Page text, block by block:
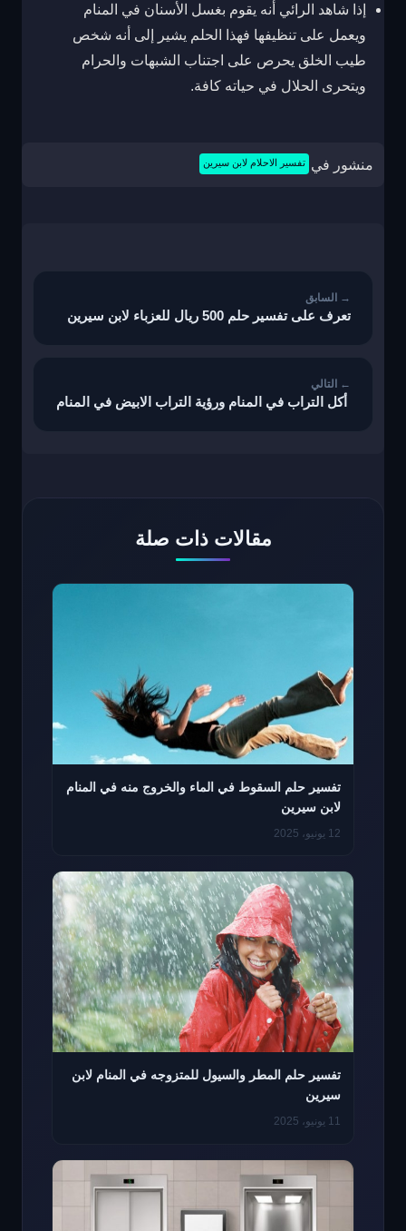
إذا شاهد الرائي أنه يقوم بغسل الأسنان في المنام
ويعمل على تنظيفها فهذا الحلم يشير إلى أنه شخص
طيب الخلق يحرص على اجتناب الشبهات والحرام
ويتحرى الحلال في حياته كافة.
منشور في تفسير الاحلام لابن سيرين
تعرف على تفسير حلم 500 ريال للعزباء لابن سيرين
أكل التراب في المنام ورؤية التراب الابيض في المنام
مقالات ذات صلة
تفسير حلم السقوط في الماء والخروج منه في المنام
لابن سيرين
12 يونيو، 2025
تفسير حلم المطر والسيول للمتزوجه في المنام لابن
سيرين
11 يونيو، 2025